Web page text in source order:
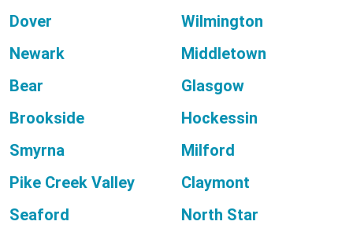
Dover
Wilmington
Newark
Middletown
Bear
Glasgow
Brookside
Hockessin
Smyrna
Milford
Pike Creek Valley
Claymont
Seaford
North Star